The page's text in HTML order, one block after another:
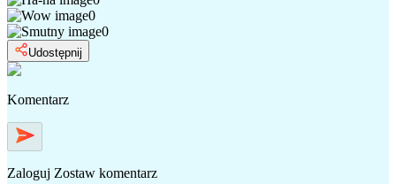
0
0
Udostępnij
Komentarz
Zaloguj Zostaw komentarz